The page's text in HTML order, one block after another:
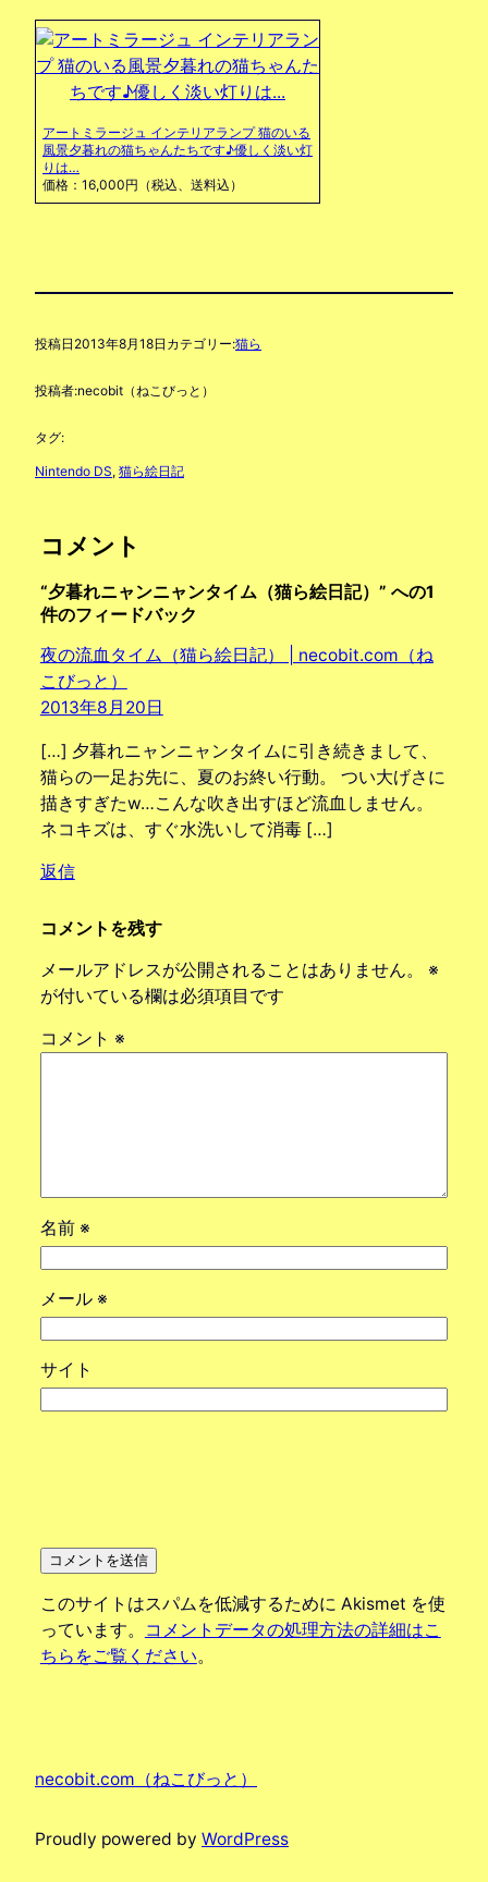
アートミラージュ インテリアランプ 猫のいる
風景夕暮れの猫ちゃんたちです♪優しく淡い灯
りは…
価格：16,000円（税込、送料込）
投稿日 2013年8月18日 カテゴリー:猫ら
投稿者:necobit（ねこびっと）
タグ:
Nintendo DS, 猫ら絵日記
コメント
“夕暮れニャンニャンタイム（猫ら絵日記）” への1
件のフィードバック
夜の流血タイム（猫ら絵日記） | necobit.com（ね
こびっと）
2013年8月20日
[…] 夕暮れニャンニャンタイムに引き続きまして、
猫らの一足お先に、夏のお終い行動。 つい大げさに
描きすぎたw…こんな吹き出すほど流血しません。
ネコキズは、すぐ水洗いして消毒 […]
返信
コメントを残す
メールアドレスが公開されることはありません。
※
が付いている欄は必須項目です
コメント ※
名前 ※
メール ※
サイト
このサイトはスパムを低減するために Akismet を使
っています。
コメントデータの処理方法の詳細はこ
ちらをご覧ください。
necobit.com（ねこびっと）
Proudly powered by WordPress